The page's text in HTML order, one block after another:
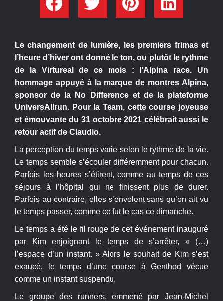
Le changement de lumière, les premiers frimas et
l’heure d’hiver ont donné le ton, ou plutôt le rythme
de la Virtureal de ce mois : l’Alpina race. Un
hommage appuyé à la marque de montres Alpina,
sponsor de la No Difference et de la plateforme
UniversAllrun. Pour la Team, cette course joyeuse
et émouvante du 31 octobre 2021 célébrait aussi le
retour actif de Claudio.
La perception du temps varie selon le rythme de la vie.
Le temps semble s’écouler différemment pour chacun.
Parfois les heures s’étirent, comme au temps de ces
séjours à l’hôpital qui ne finissent plus de durer.
Parfois au contraire, elles s’envolent sans qu’on ait vu
le temps passer, comme ce fut le cas ce dimanche.
Le temps a été le fil rouge de cet événement inauguré
par Kim enjoignant le temps de s’arrêter, « (…)
l’espace d’un instant. » Alors le souhait de Kim s’est
exaucé, le temps d’une course à Genthod vécue
comme un instant suspendu.
Le groupe des runners, emmené par Jean-Michel